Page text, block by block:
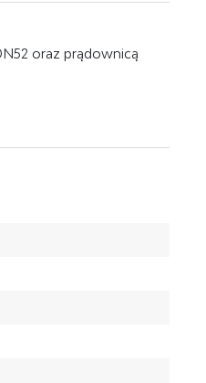
oraz prądownicą